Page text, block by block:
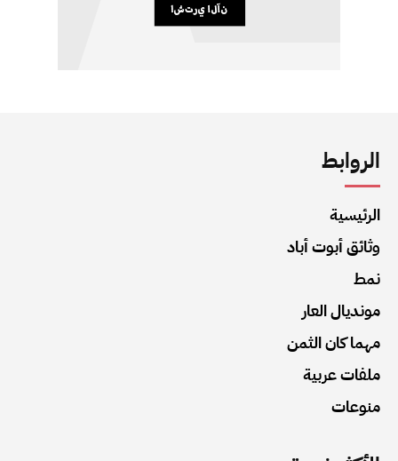
الروابط
الرئيسية
وثائق أبوت أباد
نمط
مونديال العار
مهما كان الثمن
ملفات عربية
منوعات